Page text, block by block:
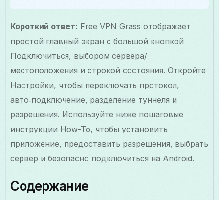
Короткий ответ: Free VPN Grass отображает
простой главный экран с большой кнопкой
Подключиться, выбором сервера/
местоположения и строкой состояния. Откройте
Настройки, чтобы переключать протокол,
авто‑подключение, разделение туннеля и
разрешения. Используйте ниже пошаговые
инструкции How-To, чтобы установить
приложение, предоставить разрешения, выбрать
сервер и безопасно подключиться на Android.
Содержание